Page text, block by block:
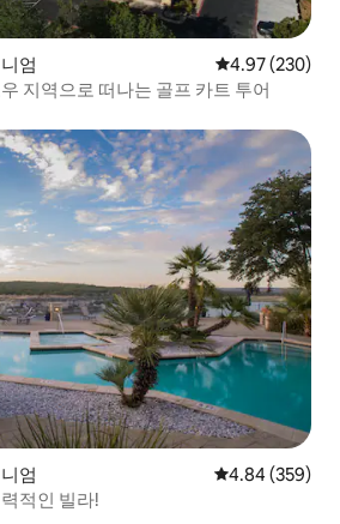
엄 평점 4.97점(5
4.97 (230)
지역으로 떠나는 골프 카트 투어
엄 평점 4.84점(5
4.84 (359)
적인 빌라!